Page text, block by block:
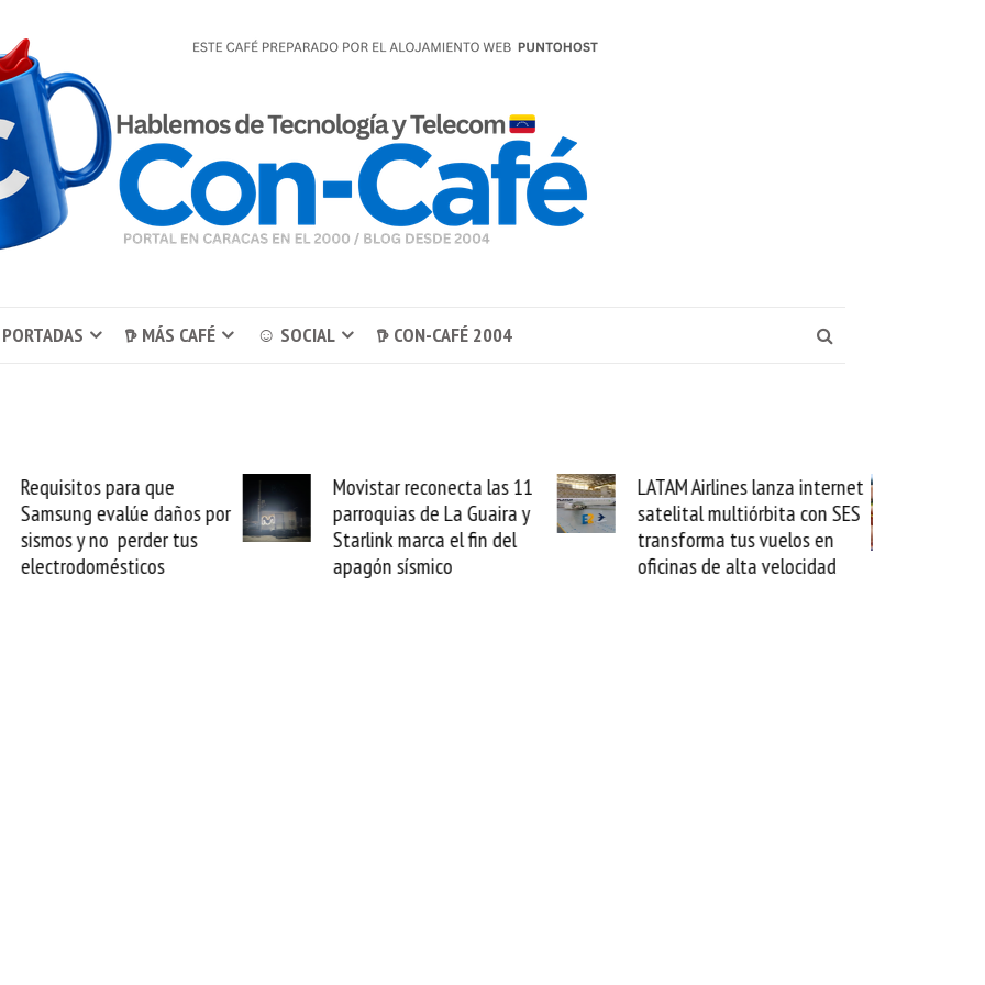
𖠚 MÁS CAFÉ ☺ SOCIAL 𖠚 CON-CAFÉ 2004
Movistar reconecta las 11
parroquias de La Guaira y
Starlink marca el fin del
apagón sísmico
LATAM Airlines lanza internet
satelital multiórbita con SES
transforma tus vuelos en
oficinas de alta velocidad
Samsung Galaxy Z Fold8 la
novedad plegable y un
formato fácil de enamorse